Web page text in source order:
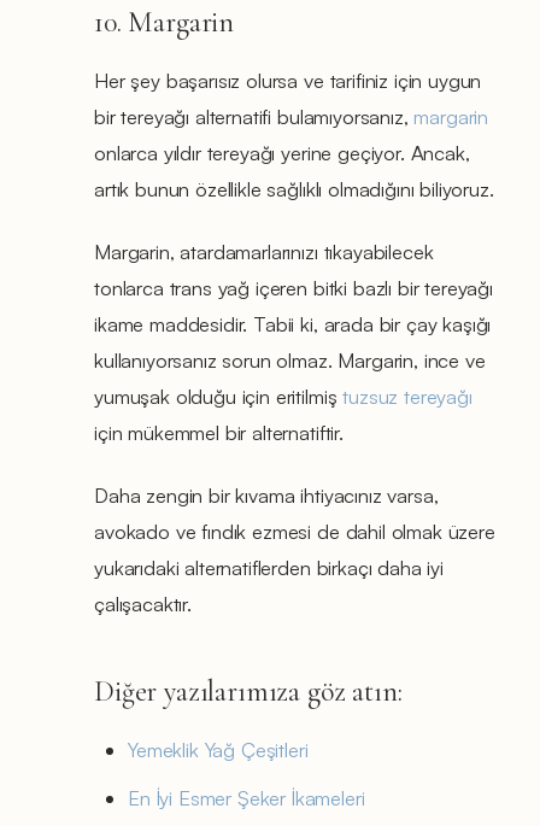
10. Margarin
Her şey başarısız olursa ve tarifiniz için uygun
bir tereyağı alternatifi bulamıyorsanız, margarin
onlarca yıldır tereyağı yerine geçiyor. Ancak,
artık bunun özellikle sağlıklı olmadığını biliyoruz.
Margarin, atardamarlarınızı tıkayabilecek
tonlarca trans yağ içeren bitki bazlı bir tereyağı
ikame maddesidir. Tabii ki, arada bir çay kaşığı
kullanıyorsanız sorun olmaz. Margarin, ince ve
yumuşak olduğu için eritilmiştuzsuz tereyağı
için mükemmel bir alternatiftir.
Daha zengin bir kıvama ihtiyacınız varsa,
avokado ve fındık ezmesi de dahil olmak üzere
yukarıdaki alternatiflerden birkaçı daha iyi
çalışacaktır.
Diğer yazılarımıza göz atın:
Yemeklik Yağ Çeşitleri
En İyi Esmer Şeker İkameleri